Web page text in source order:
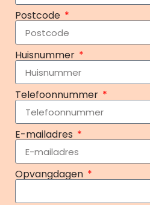
Postcode
Huisnummer
Telefoonnummer
E-mailadres
Opvangdagen